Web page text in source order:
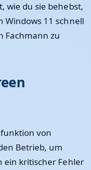
wie du sie behebst,
Windows 11 schnell
Fachmann zu
von
Betrieb, um
ein kritischer Fehler